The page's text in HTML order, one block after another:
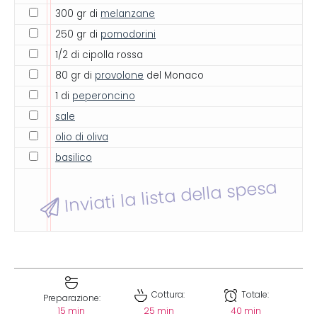
300 gr di melanzane
250 gr di pomodorini
1/2 di cipolla rossa
80 gr di provolone del Monaco
1 di peperoncino
sale
olio di oliva
basilico
Inviati la lista della spesa
Preparazione:
15 min
Cottura:
25 min
Totale:
40 min